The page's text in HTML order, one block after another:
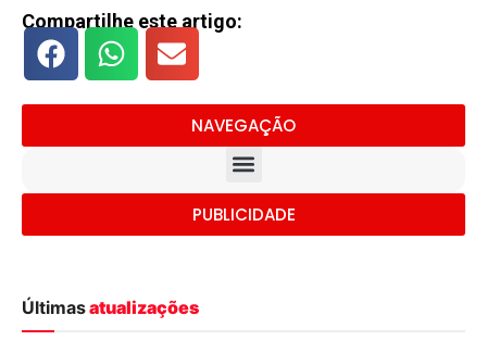
Compartilhe este artigo:
NAVEGAÇÃO
PUBLICIDADE
Últimasatualizações